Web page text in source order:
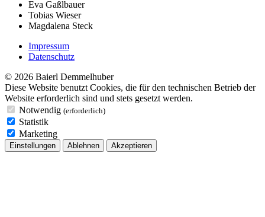
Eva Gaßlbauer
Tobias Wieser
Magdalena Steck
Impressum
Datenschutz
© 2026 Baierl Demmelhuber
Diese Website benutzt Cookies, die für den technischen Betrieb der
Website erforderlich sind und stets gesetzt werden.
Notwendig (erforderlich)
Statistik
Marketing
Einstellungen Ablehnen Akzeptieren